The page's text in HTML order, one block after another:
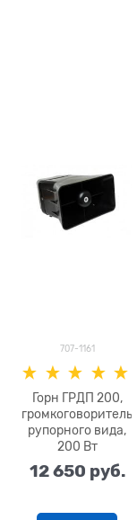
707-1161
Горн ГРДП 200,
громкоговоритель
рупорного вида,
200 Вт
12 650 руб.